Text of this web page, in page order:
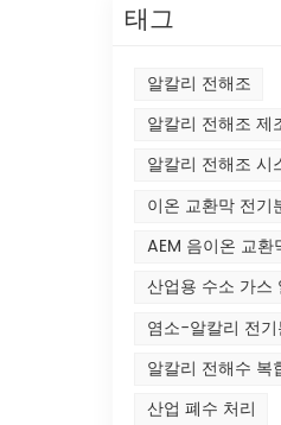
태그
알칼리 전해조
알칼리 전해조 제
알칼리 전해조 시
이온 교환막 전기
AEM 음이온 교환
산업용 수소 가스
염소-알칼리 전
알칼리 전해수 복
산업 폐수 처리